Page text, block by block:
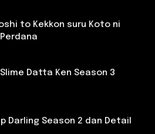
to Kekkon suru Koto ni
Datta Ken Season 3
Darling Season 2 dan Detail